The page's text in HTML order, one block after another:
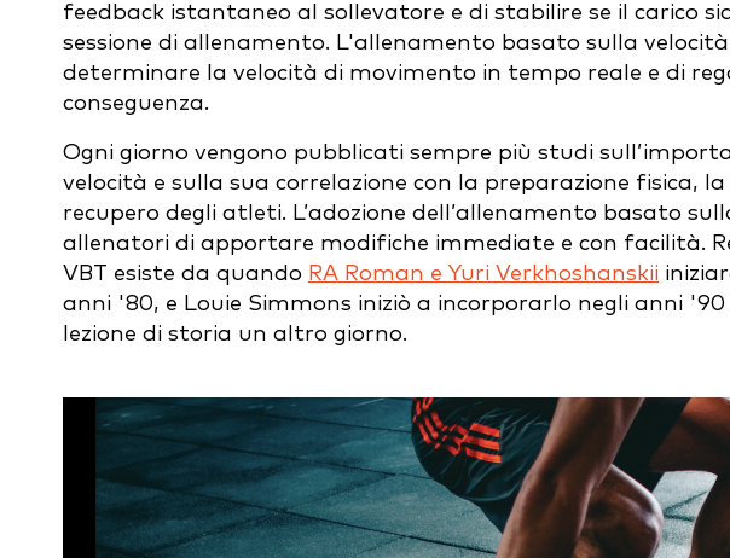
feedback istantaneo al sollevatore e di stabilire se il carico
sessione di allenamento. L'allenamento basato sulla
determinare la velocità di movimento in tempo reale e di
conseguenza.
Ogni giorno vengono pubblicati sempre più studi
velocità e sulla sua correlazione con la preparazione fisica,
recupero degli atleti. L’adozione dell’allenamento basato
allenatori di apportare modifiche immediate e con facilità.
VBT esiste da quando RA Roman e Yuri Verkhoshanskii
anni '80, e Louie Simmons iniziò a incorporarlo negli anni '90
lezione di storia un altro giorno.